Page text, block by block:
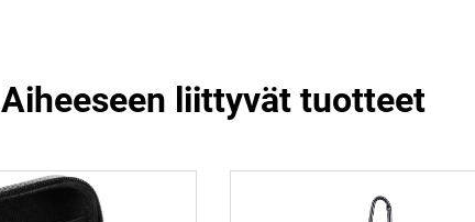
Aiheeseen liittyvät tuotteet